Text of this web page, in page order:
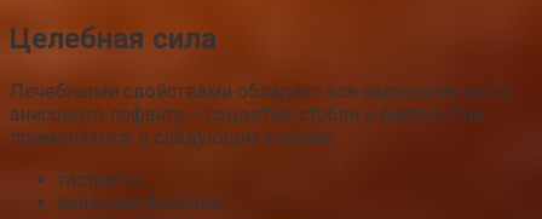
Целебная сила
Лечебными свойствами обладает вся надземная часть
анисового лофанта – соцветия, стебли и листья. Они
применяются в следующих случаях:
гастриты;
язвенная болезнь;